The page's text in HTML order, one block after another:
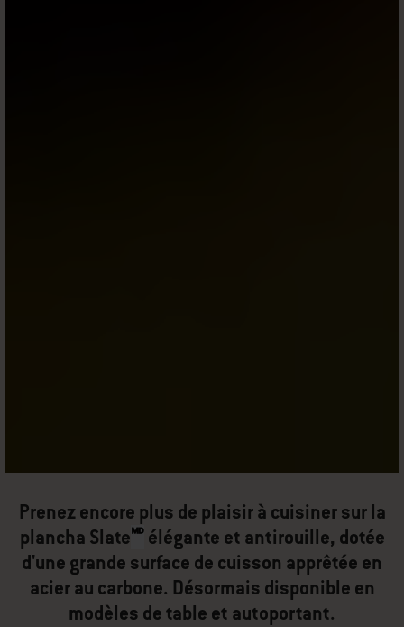
Prenez encore plus de plaisir à cuisiner sur la
plancha Slate🅫élégante et antirouille, dotée
d'une grande surface de cuisson apprêtée en
acier au carbone. Désormais disponible en
modèles de table et autoportant.